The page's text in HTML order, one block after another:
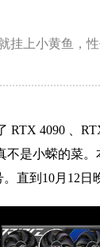
挂上小黄鱼，
4090 、
不是小蝾的菜。
直到10月12日